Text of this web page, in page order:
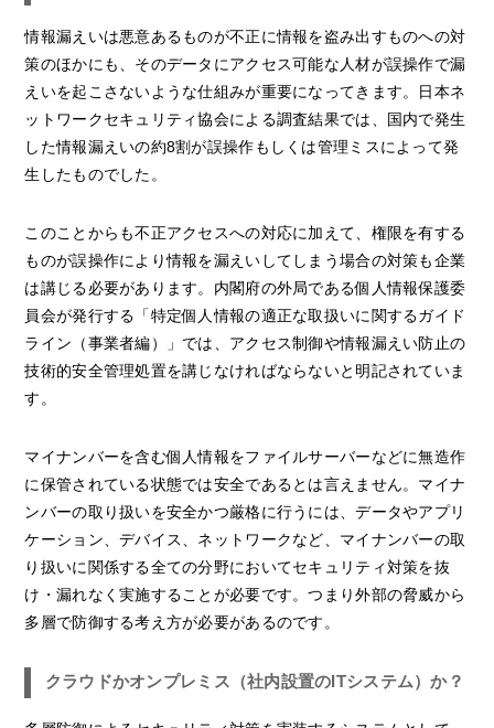
情報漏えいは悪意あるものが不正に情報を盗み出すものへの対
策のほかにも、そのデータにアクセス可能な人材が誤操作で漏
えいを起こさないような仕組みが重要になってきます。日本ネ
ットワークセキュリティ協会による調査結果では、国内で発生
した情報漏えいの約8割が誤操作もしくは管理ミスによって発
生したものでした。
このことからも不正アクセスへの対応に加えて、権限を有する
ものが誤操作により情報を漏えいしてしまう場合の対策も企業
は講じる必要があります。内閣府の外局である個人情報保護委
員会が発行する「特定個人情報の適正な取扱いに関するガイド
ライン（事業者編）」では、アクセス制御や情報漏えい防止の
技術的安全管理処置を講じなければならないと明記されていま
す。
マイナンバーを含む個人情報をファイルサーバーなどに無造作
に保管されている状態では安全であるとは言えません。マイナ
ンバーの取り扱いを安全かつ厳格に行うには、データやアプリ
ケーション、デバイス、ネットワークなど、マイナンバーの取
り扱いに関係する全ての分野においてセキュリティ対策を抜
け・漏れなく実施することが必要です。つまり外部の脅威から
多層で防御する考え方が必要があるのです。
クラウドかオンプレミス（社内設置のITシステム）か？